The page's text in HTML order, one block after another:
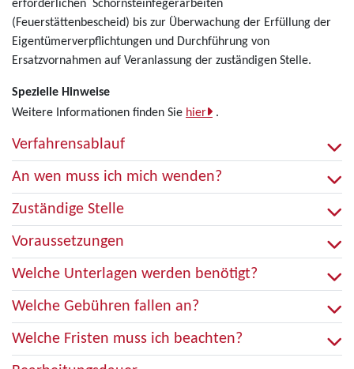
erforderlichen Schornsteinfegerarbeiten
(Feuerstättenbescheid) bis zur Überwachung der Erfüllung der
Eigentümerverpflichtungen und Durchführung von
Ersatzvornahmen auf Veranlassung der zuständigen Stelle.
Spezielle Hinweise
Weitere Informationen finden Sie hier .
Verfahrensablauf
An wen muss ich mich wenden?
Zuständige Stelle
Voraussetzungen
Welche Unterlagen werden benötigt?
Welche Gebühren fallen an?
Welche Fristen muss ich beachten?